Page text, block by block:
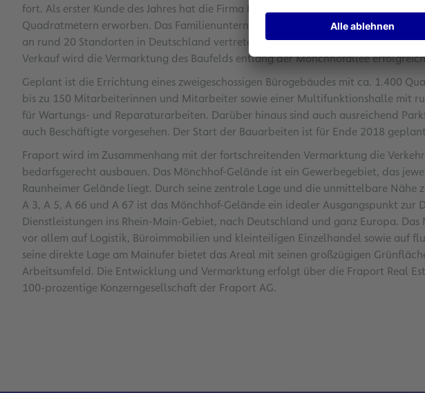
fort. Als erster Kunde des Jahres hat die Firma Peter Gross Bau Holding GmbH ein
Quadratmetern erworben. Das Familienunternehmen ist seit über 130 Jahren
an rund 20 Standorten in Deutschland vertreten, die nun um eine neue
Verkauf wird die Vermarktung des Baufelds entlang der Mönchhofallee
Geplant ist die Errichtung eines zweigeschossigen Bürogebäudes mit ca. 1.400
bis zu 150 Mitarbeiterinnen und Mitarbeiter sowie einer Multifunktionshalle mit
für Wartungs- und Reparaturarbeiten. Darüber hinaus sind auch ausreichend
auch Beschäftigte vorgesehen. Der Start der Bauarbeiten ist für Ende 2018
Fraport wird im Zusammenhang mit der fortschreitenden Vermarktung die
bedarfsgerecht ausbauen. Das Mönchhof-Gelände ist ein Gewerbegebiet, das
Raunheimer Gelände liegt. Durch seine zentrale Lage und die unmittelbare Nähe
A 3, A 5, A 66 und A 67 ist das Mönchhof-Gelände ein idealer Ausgangspunkt zur
Dienstleistungen ins Rhein-Main-Gebiet, nach Deutschland und ganz Europa.
vor allem auf Logistik, Büroimmobilien und kleinteiligen Einzelhandel sowie auf
seine direkte Lage am Mainufer bietet das Areal mit seinen großzügigen
Arbeitsumfeld. Die Entwicklung und Vermarktung erfolgt über die Fraport Real
100-prozentige Konzerngesellschaft der Fraport AG.